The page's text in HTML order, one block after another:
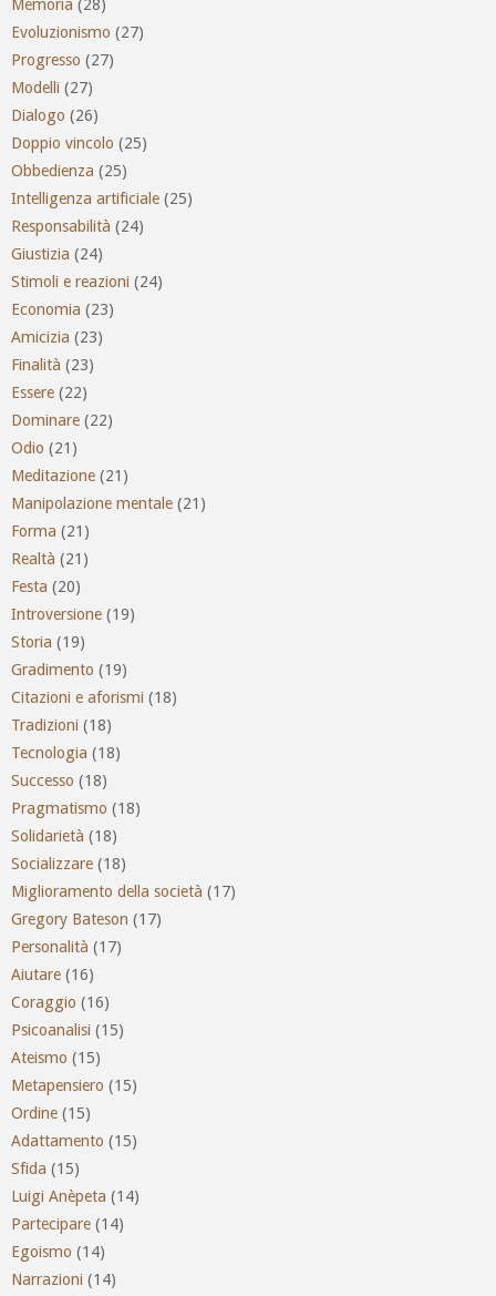
Memoria (28)
Evoluzionismo (27)
Progresso (27)
Modelli (27)
Dialogo (26)
Doppio vincolo (25)
Obbedienza (25)
Intelligenza artificiale (25)
Responsabilità (24)
Giustizia (24)
Stimoli e reazioni (24)
Economia (23)
Amicizia (23)
Finalità (23)
Essere (22)
Dominare (22)
Odio (21)
Meditazione (21)
Manipolazione mentale (21)
Forma (21)
Realtà (21)
Festa (20)
Introversione (19)
Storia (19)
Gradimento (19)
Citazioni e aforismi (18)
Tradizioni (18)
Tecnologia (18)
Successo (18)
Pragmatismo (18)
Solidarietà (18)
Socializzare (18)
Miglioramento della società (17)
Gregory Bateson (17)
Personalità (17)
Aiutare (16)
Coraggio (16)
Psicoanalisi (15)
Ateismo (15)
Metapensiero (15)
Ordine (15)
Adattamento (15)
Sfida (15)
Luigi Anèpeta (14)
Partecipare (14)
Egoismo (14)
Narrazioni (14)